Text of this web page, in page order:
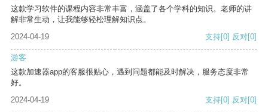
这款学习软件的课程内容非常丰富，涵盖了各个学科的知识。老师的讲
解非常生动，让我能够轻松理解知识点。
2024-04-19
支持[0] 反对[0]
游客
这款加速器app的客服很贴心，遇到问题都能及时解决，服务态度非常
好。
2024-04-19
支持[0] 反对[0]